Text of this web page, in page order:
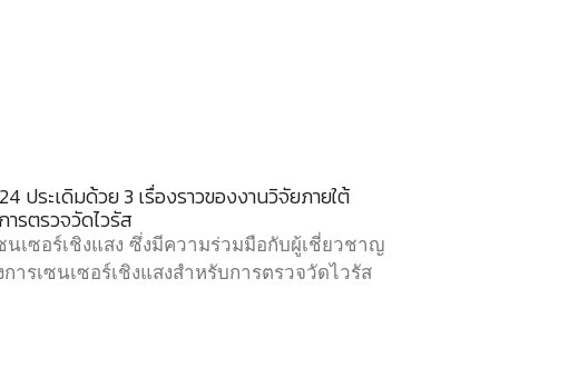
ประเดิมด้วย 3 เรื่องราวของงานวิจัยภายใต้
ารตรวจวัดไวรัส
นเซอร์เชิงแสง ซึ่งมีความร่วมมือกับผู้เชี่ยวชาญ
ารเซนเซอร์เชิงแสงสำหรับการตรวจวัดไวรัส